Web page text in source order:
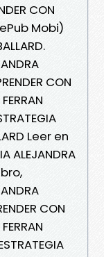
CON
Mobi)
CON
Leer en
ALEJANDRA
CON